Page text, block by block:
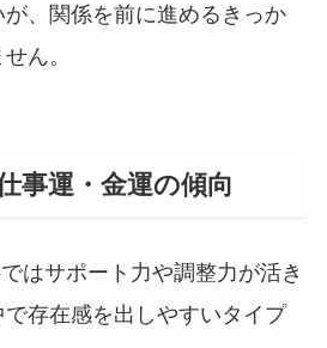
、関係を前に進めるきっか
ん。
事運・金運の傾向
はサポート力や調整力が活き
存在感を出しやすいタイプ